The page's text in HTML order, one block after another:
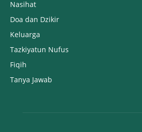
Nasihat
Doa dan Dzikir
Keluarga
Tazkiyatun Nufus
Fiqih
Tanya Jawab